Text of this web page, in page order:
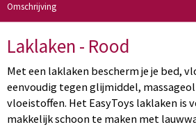
Omschrijving
Laklaken - Rood
Met een laklaken bescherm je je bed,
eenvoudig tegen glijmiddel,
vloeistoffen. Het EasyToys laklaken is
makkelijk schoon te maken met